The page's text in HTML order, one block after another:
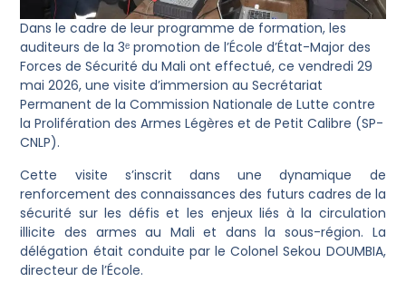
Dans le cadre de leur programme de formation, les
auditeurs de la 3ᵉ promotion de l’École d’État-Major des
Forces de Sécurité du Mali ont effectué, ce vendredi 29
mai 2026, une visite d’immersion au Secrétariat
Permanent de la Commission Nationale de Lutte contre
la Prolifération des Armes Légères et de Petit Calibre (SP-
CNLP).
Cette visite s’inscrit dans une dynamique de
renforcement des connaissances des futurs cadres de la
sécurité sur les défis et les enjeux liés à la circulation
illicite des armes au Mali et dans la sous-région. La
délégation était conduite par le Colonel Sekou DOUMBIA,
directeur de l’École.